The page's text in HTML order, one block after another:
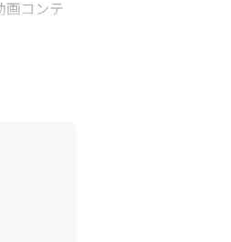
画コンテ